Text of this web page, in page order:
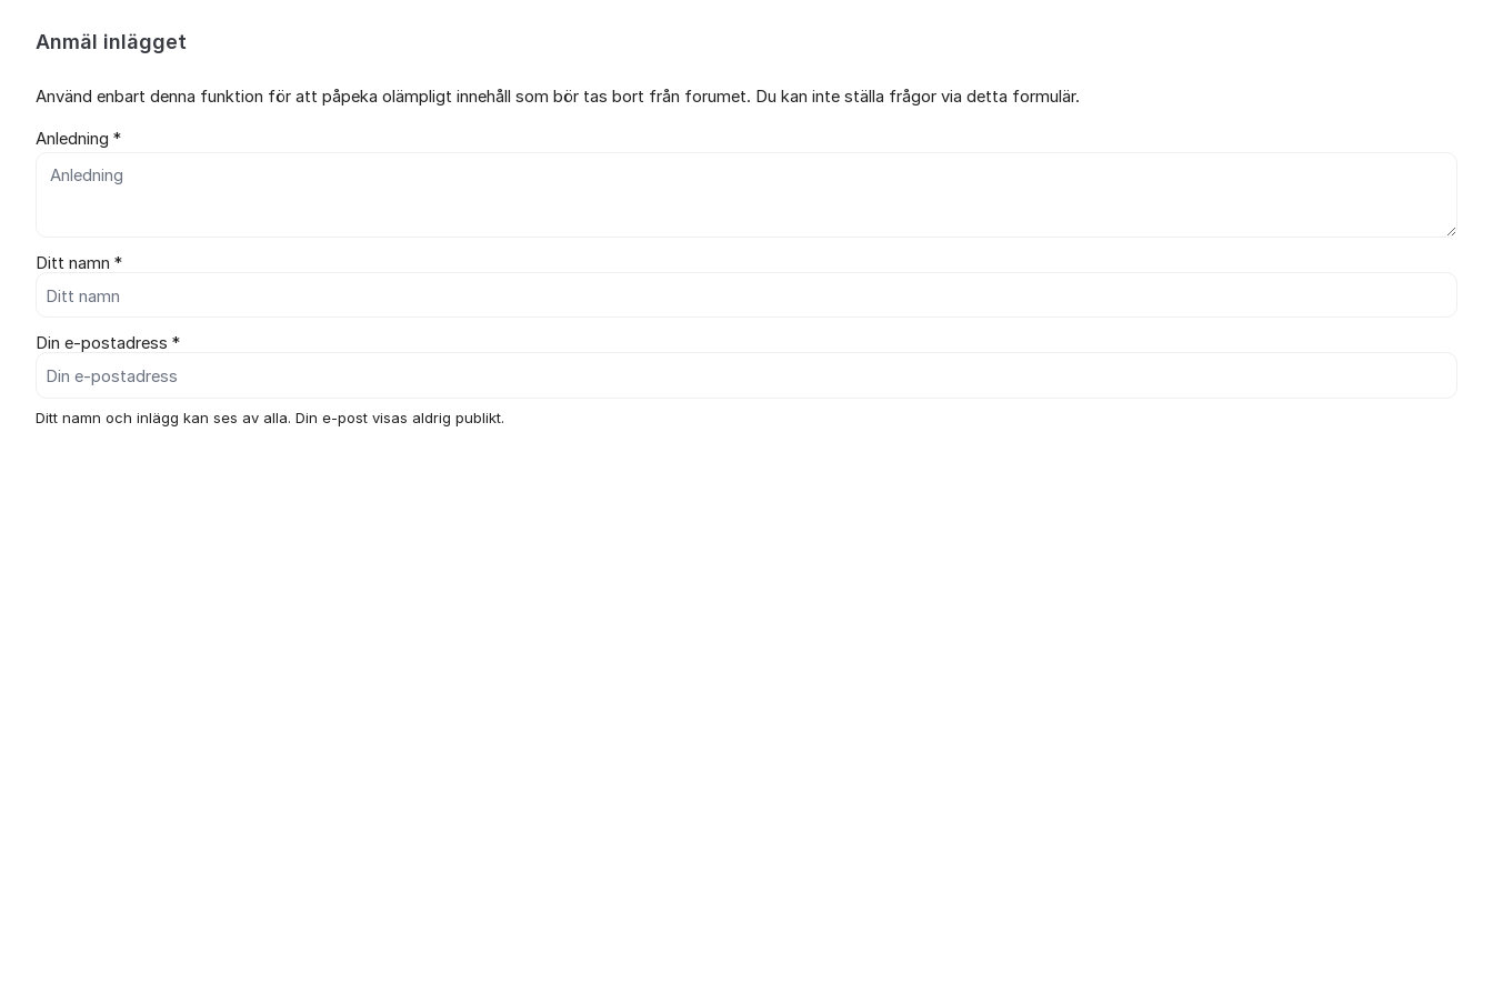
Anmäl inlägget
Använd enbart denna funktion för att påpeka olämpligt innehåll som bör tas bort från forumet. Du kan inte ställa frågor via detta formulär.
Anledning *
Ditt namn *
Din e-postadress *
Ditt namn och inlägg kan ses av alla. Din e-post visas aldrig publikt.